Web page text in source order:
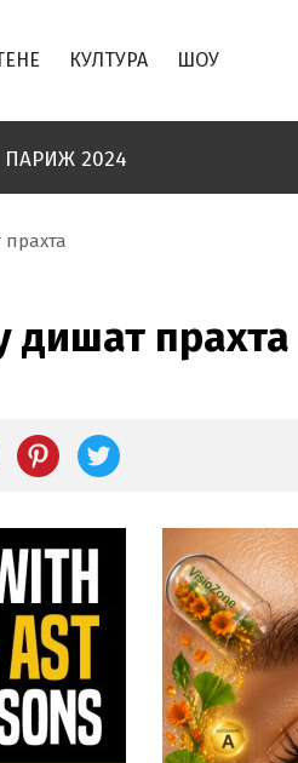
КУЛТУРА ШОУ
ПАРИЖ 2024
дишат прахта